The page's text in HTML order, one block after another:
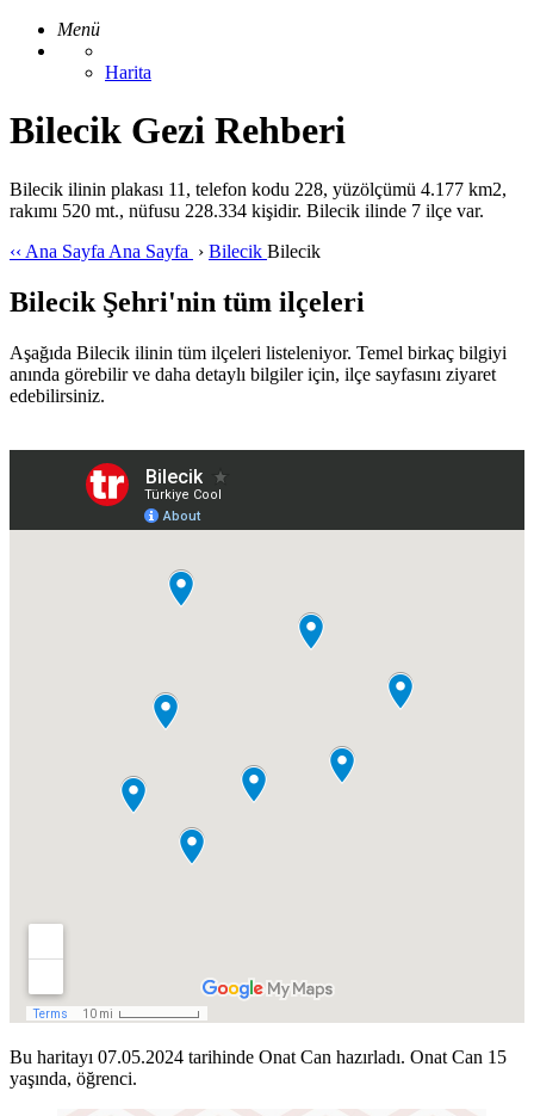
Menü
Harita
Bilecik Gezi Rehberi
Bilecik ilinin plakası 11, telefon kodu 228, yüzölçümü 4.177 km2,
rakımı 520 mt., nüfusu 228.334 kişidir. Bilecik ilinde 7 ilçe var.
‹‹ Ana Sayfa Ana Sayfa › Bilecik Bilecik
Bilecik Şehri'nin tüm ilçeleri
Aşağıda Bilecik ilinin tüm ilçeleri listeleniyor. Temel birkaç bilgiyi
anında görebilir ve daha detaylı bilgiler için, ilçe sayfasını ziyaret
edebilirsiniz.
Bu haritayı 07.05.2024 tarihinde Onat Can hazırladı. Onat Can 15
yaşında, öğrenci.